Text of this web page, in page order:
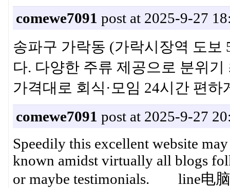
comewe7091 post at 2025-9-27
송파구 가락동 (가락시장역 도
다. 다양한 주류 제공으로 분위
가격대로 회식·모임 24시간
comewe7091 post at 2025-9-27
Speedily this excellent website
known amidst virtually all blogs
or maybe testimonials. line电